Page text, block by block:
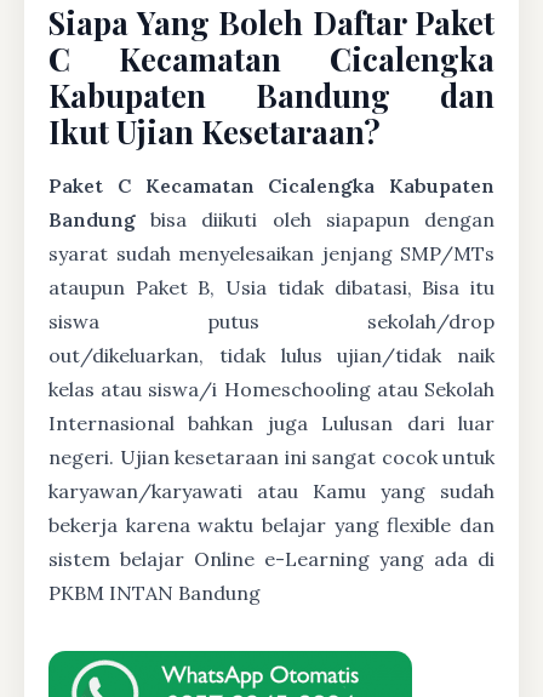
Siapa Yang Boleh Daftar Paket
C Kecamatan Cicalengka
Kabupaten Bandung dan
Ikut Ujian Kesetaraan?
Paket C Kecamatan Cicalengka Kabupaten
Bandung bisa diikuti oleh siapapun dengan
syarat sudah menyelesaikan jenjang SMP/MTs
ataupun Paket B, Usia tidak dibatasi, Bisa itu
siswa putus sekolah/drop
out/dikeluarkan, tidak lulus ujian/tidak naik
kelas atau siswa/i Homeschooling atau Sekolah
Internasional bahkan juga Lulusan dari luar
negeri. Ujian kesetaraan ini sangat cocok untuk
karyawan/karyawati atau Kamu yang sudah
bekerja karena waktu belajar yang flexible dan
sistem belajar Online e-Learning yang ada di
PKBM INTAN Bandung